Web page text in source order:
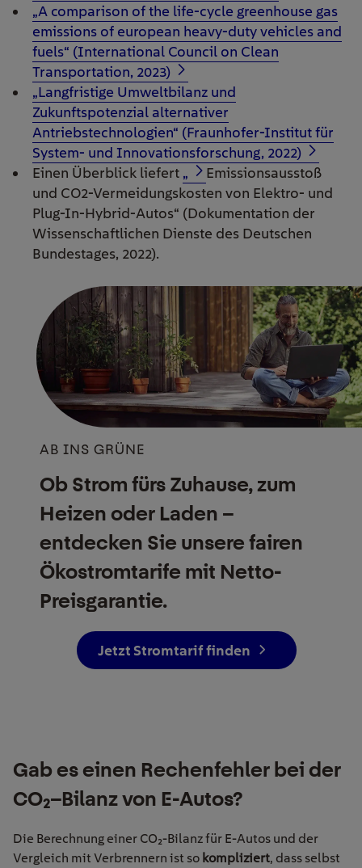
„A comparison of the life-cycle greenhouse gas
emissions of european heavy-duty vehicles and
fuels“ (International Council on Clean
Transportation, 2023)
„Langfristige Umweltbilanz und
Zukunftspotenzial alternativer
Antriebstechnologien“ (Fraunhofer-Institut für
System- und Innovationsforschung, 2022)
Einen Überblick liefert „
Emissionsausstoß
und CO2-Vermeidungskosten von Elektro- und
Plug-In-Hybrid-Autos“ (Dokumentation der
Wissenschaftlichen Dienste des Deutschen
Bundestages, 2022).
AB INS GRÜNE
Ob Strom fürs Zuhause, zum
Heizen oder Laden –
entdecken Sie unsere fairen
Ökostrom­tarife mit Netto-
Preisgarantie.
Jetzt Stromtarif finden
Gabes einen Rechenfehler bei der
CO₂–Bilanz von E-Autos?
Die Berechnung einer CO₂-Bilanz für E-Autos und der
Vergleich mit Verbrennern ist so kompliziert, dass selbst